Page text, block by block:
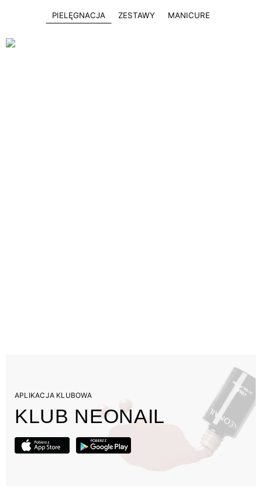
PIELĘGNACJA ZESTAWY MANICURE
APLIKACJA KLUBOWA
KLUB NEONAIL